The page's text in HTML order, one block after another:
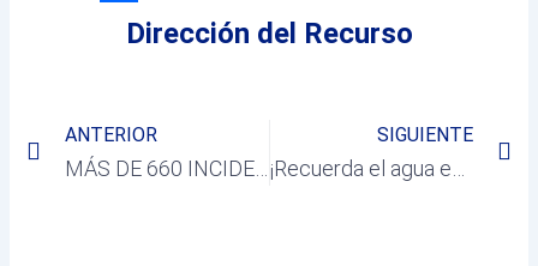
Compartir
Dirección del Recurso
ANTERIOR SIGUIENTE